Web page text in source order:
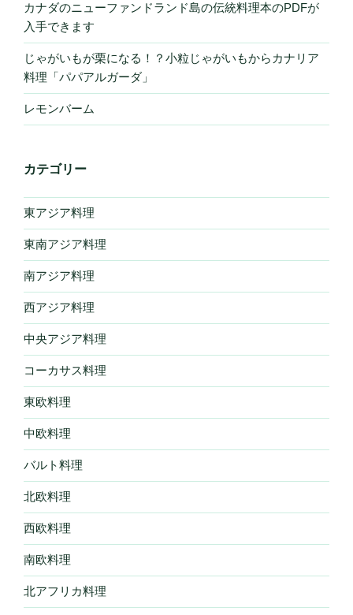
カナダのニューファンドランド島の伝統料理本のPDFが
入手できます
じゃがいもが栗になる！？小粒じゃがいもからカナリア
料理「パパアルガーダ」
レモンバーム
カテゴリー
東アジア料理
東南アジア料理
南アジア料理
西アジア料理
中央アジア料理
コーカサス料理
東欧料理
中欧料理
バルト料理
北欧料理
西欧料理
南欧料理
北アフリカ料理